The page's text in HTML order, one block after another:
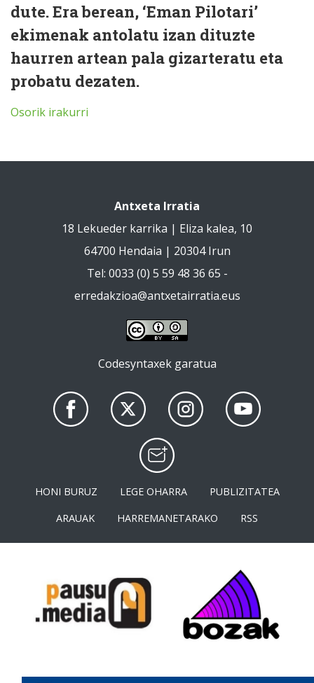
dute. Era berean, ‘Eman Pilotari’
ekimenak antolatu izan dituzte
haurren artean pala gizarteratu eta
probatu dezaten.
Osorik irakurri
Antxeta Irratia
18 Lekueder karrika | Eliza kalea, 10
64700 Hendaia | 20304 Irun
Tel: 0033 (0) 5 59 48 36 65 -
erredakzioa@antxetairratia.eus
Codesyntaxek garatua
HONI BURUZ LEGE OHARRA
PUBLIZITATEA
ARAUAK
HARREMANETARAKO RSS